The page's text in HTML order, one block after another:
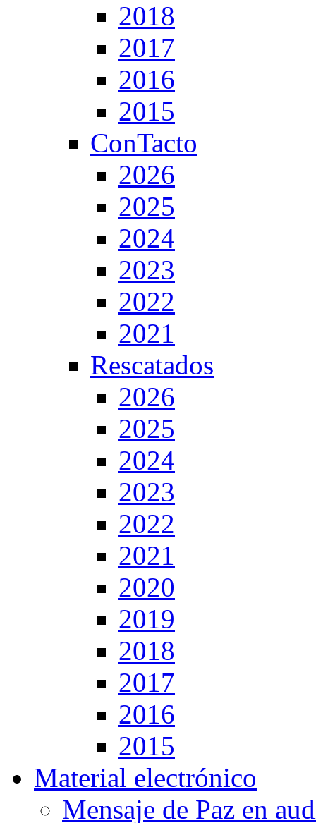
2018
2017
2016
2015
ConTacto
2026
2025
2024
2023
2022
2021
Rescatados
2026
2025
2024
2023
2022
2021
2020
2019
2018
2017
2016
2015
Material electrónico
Mensaje de Paz en